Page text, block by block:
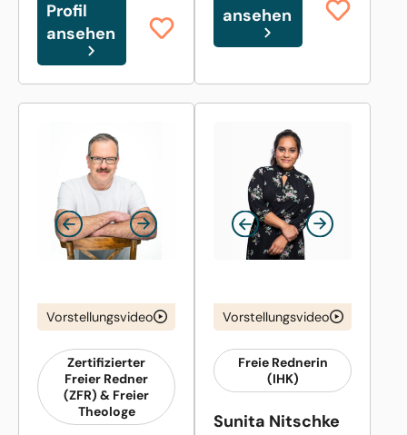
Profil
ansehen
ansehen
Vorstellungsvideo
Zertifizierter
Freier Redner
(ZFR) & Freier
Theologe
Vorstellungsvideo
Freie Rednerin
(IHK)
Sunita Nitschke